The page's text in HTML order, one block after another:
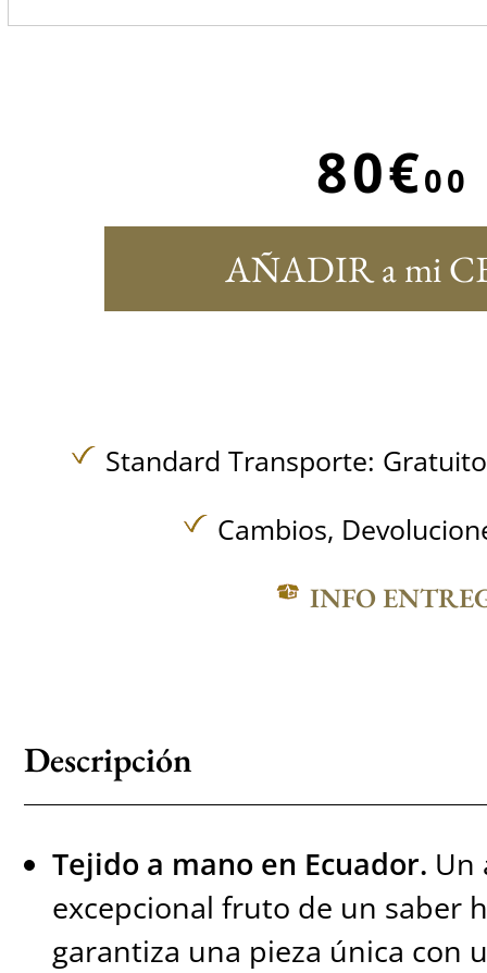
80€00
AÑADIR a mi
Standard Transporte:
Cambios,
INFO
Descripción
Tejido a mano en Ecuador. Un
excepcional fruto de un saber
garantiza una pieza única con